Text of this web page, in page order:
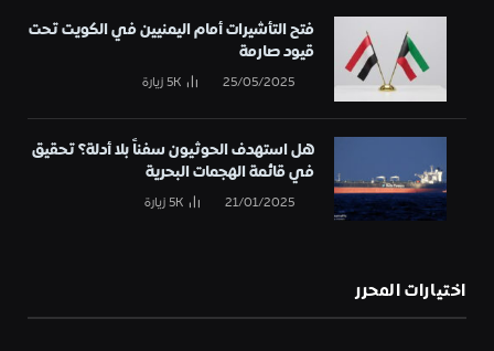
فتح التأشيرات أمام اليمنيين في الكويت تحت
قيود صارمة
25/05/2025
5Kزيارة
هل استهدف الحوثيون سفناً بلا أدلة؟ تحقيق
في قائمة الهجمات البحرية
21/01/2025
5Kزيارة
اختيارات المحرر